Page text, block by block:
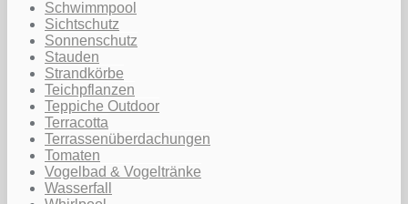
Schwimmpool
Sichtschutz
Sonnenschutz
Stauden
Strandkörbe
Teichpflanzen
Teppiche Outdoor
Terracotta
Terrassenüberdachungen
Tomaten
Vogelbad & Vogeltränke
Wasserfall